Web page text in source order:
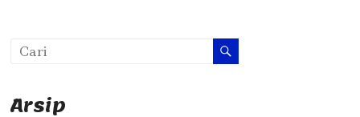
Arsip